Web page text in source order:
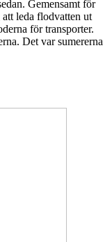
Gemensamt för
leda flodvatten ut
för transporter.
Det var sumererna